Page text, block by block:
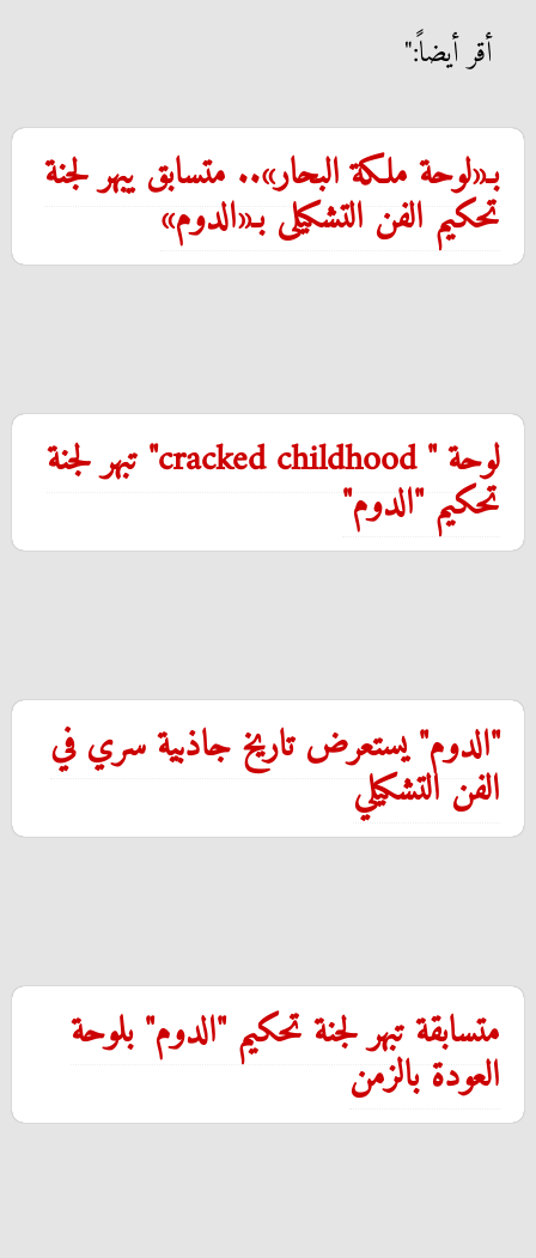
أقر أيضاً:"
بـ«لوحة ملكة البحار».. متسابق يبهر لجنة
تحكيم الفن التشكيلى بـ«الدوم»
لوحة " cracked childhood" تبهر لجنة
تحكيم "الدوم"
"الدوم" يستعرض تاريخ جاذبية سري في
الفن التشكيلي
متسابقة تبهر لجنة تحكيم "الدوم" بلوحة
العودة بالزمن